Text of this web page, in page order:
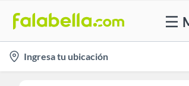
location-
icon
Ingresa tu ubicación